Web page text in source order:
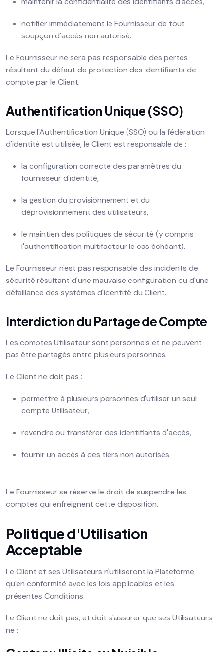
notifier immédiatement le Fournisseur de tout
soupçon d'accès non autorisé.
Le Fournisseur ne sera pas responsable des pertes
résultant du défaut de protection des identifiants de
compte par le Client.
Authentification Unique (SSO)
Lorsque l'Authentification Unique (SSO) ou la fédération
d'identité est utilisée, le Client est responsable de :
la configuration correcte des paramètres du
fournisseur d'identité,
la gestion du provisionnement et du
déprovisionnement des utilisateurs,
le maintien des politiques de sécurité (y compris
l'authentification multifacteur le cas échéant).
Le Fournisseur n'est pas responsable des incidents de
sécurité résultant d'une mauvaise configuration ou d'une
défaillance des systèmes d'identité du Client.
Interdiction du Partage de Compte
Les comptes Utilisateur sont personnels et ne peuvent
pas être partagés entre plusieurs personnes.
Le Client ne doit pas :
permettre à plusieurs personnes d'utiliser un seul
compte Utilisateur,
revendre ou transférer des identifiants d'accès,
fournir un accès à des tiers non autorisés.
Le Fournisseur se réserve le droit de suspendre les
comptes qui enfreignent cette disposition.
Politique d'Utilisation
Acceptable
Le Client et ses Utilisateurs n'utiliseront la Plateforme
qu'en conformité avec les lois applicables et les
présentes Conditions.
Le Client ne doit pas, et doit s'assurer que ses Utilisateurs
ne :